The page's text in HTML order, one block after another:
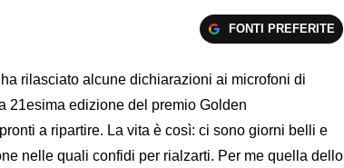
FONTI PREFERITE
rilasciato alcune dichiarazioni ai microfoni di
edizione del premio Golden
a ripartire. La vita è così: ci sono giorni belli e
nelle quali confidi per rialzarti. Per me quella dello